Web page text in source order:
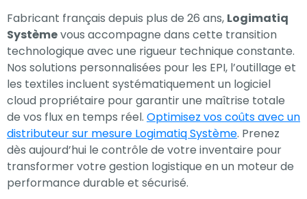
Fabricant français depuis plus de 26 ans, Logimatiq
Systèmevous accompagne dans cette transition
technologique avec une rigueur technique constante.
Nos solutions personnalisées pour les EPI, l’outillage et
les textiles incluent systématiquement un logiciel
cloud propriétaire pour garantir une maîtrise totale
de vos flux en temps réel. Optimisez vos coûts avec un
distributeur sur mesure Logimatiq Système. Prenez
dès aujourd’hui le contrôle de votre inventaire pour
transformer votre gestion logistique en un moteur de
performance durable et sécurisé.